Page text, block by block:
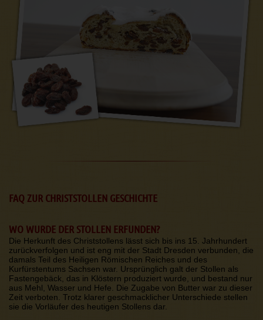
FAQ ZUR CHRISTSTOLLEN GESCHICHTE
WO WURDE DER STOLLEN ERFUNDEN?
Die Herkunft des Christstollens lässt sich bis ins 15. Jahrhundert
zurückverfolgen und ist eng mit der Stadt Dresden verbunden, die
damals Teil des Heiligen Römischen Reiches und des
Kurfürstentums Sachsen war. Ursprünglich galt der Stollen als
Fastengebäck, das in Klöstern produziert wurde, und bestand nur
aus Mehl, Wasser und Hefe. Die Zugabe von Butter war zu dieser
Zeit verboten. Trotz klarer geschmacklicher Unterschiede stellen
sie die Vorläufer des heutigen Stollens dar.